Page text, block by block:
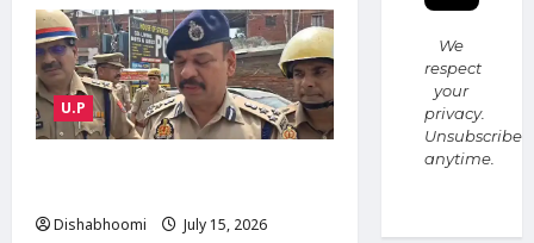
खेत
से
निकलने
से
रोकने
पर
किसान
पर
हमला,
मारपीट,
U.P
Dishabhoomi
July 15, 2026
We
respect
your
privacy.
Unsubscribe
anytime.